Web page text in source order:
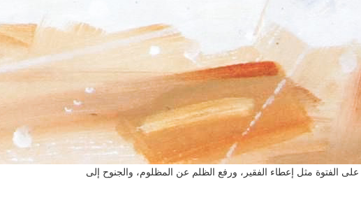
الفتوة مثل إعطاء الفقير، ورفع الظلم عن المظلوم، والجنوح إلى